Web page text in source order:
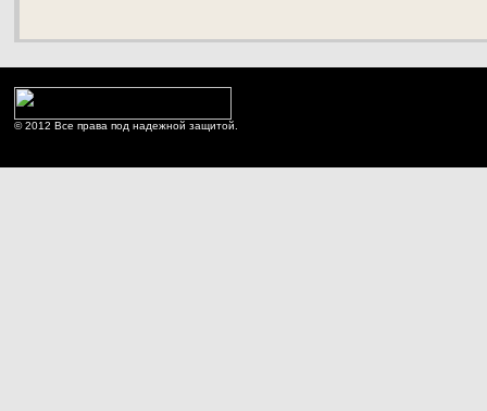
© 2012 Все права под надежной защитой.